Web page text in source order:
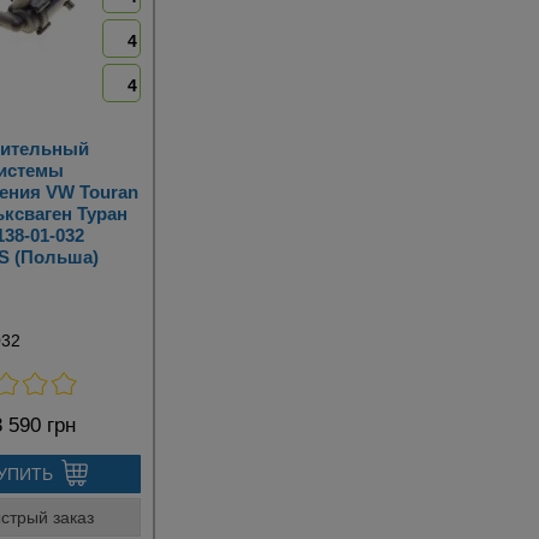
4
4
VW Touran
Туран
01-032
(Польша)
грн
заказ